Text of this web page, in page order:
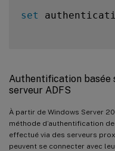
set
Authentification
serveur ADFS
À partir de Windows Server
méthode d’authentification
effectué via des serveurs
peuvent se connecter avec